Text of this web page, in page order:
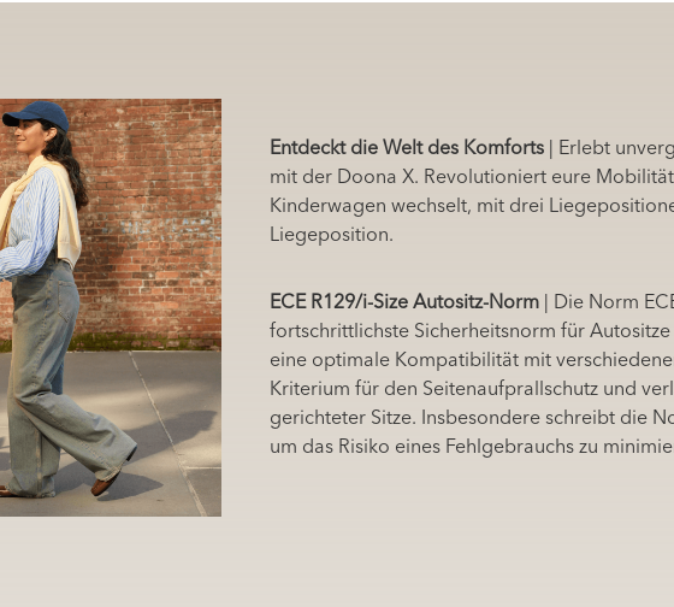
Entdeckt die Welt des Komforts | Erlebt
mit der Doona X. Revolutioniert eure
Kinderwagen wechselt, mit drei
Liegeposition.
ECE R129/i-Size Autositz-Norm | Die Norm
fortschrittlichste Sicherheitsnorm für
eine optimale Kompatibilität mit
Kriterium für den Seitenaufprallschutz und
gerichteter Sitze. Insbesondere schreibt die
um das Risiko eines Fehlgebrauchs zu